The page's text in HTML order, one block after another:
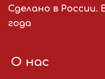
Сделано в России.
года
О нас